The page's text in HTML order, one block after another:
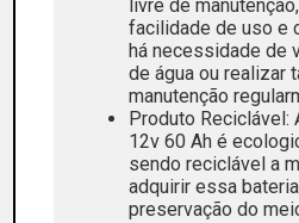
livre de
facilidade de uso e
há necessidade de
de água ou realizar
manutenção
Produto Reciclável:
12v 60 Ah é
sendo reciclável a
adquirir essa
preservação do